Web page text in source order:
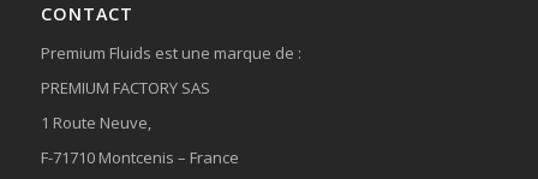
CONTACT
Premium Fluids est une marque de :
PREMIUM FACTORY SAS
1 Route Neuve,
F-71710 Montcenis – France